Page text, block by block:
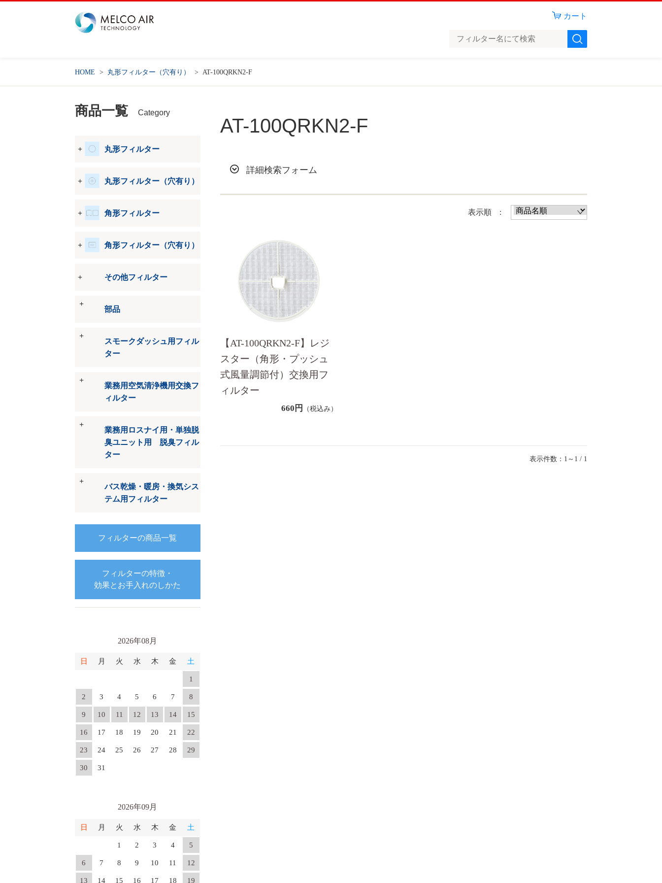
カート
HOME 丸形フィルター（穴有り） AT-100QRKN2-F
AT-100QRKN2-F
詳細検索フォーム
表示順 :
【AT-100QRKN2-F】レジ
スター（角形・プッシュ
式風量調節付）交換用フ
ィルター
660円 （税込み）
表示件数：1～1 / 1
商品一覧 Category
丸形フィルター
丸形フィルター（穴有り）
角形フィルター
角形フィルター（穴有り）
その他フィルター
部品
スモークダッシュ用フィル
ター
業務用空気清浄機用交換フ
ィルター
業務用ロスナイ用・単独脱
臭ユニット用 脱臭フィル
ター
バス乾燥・暖房・換気シス
テム用フィルター
フィルターの商品一覧
フィルターの特徴・
効果とお手入れのしかた
2026年08月
日 月 火 水 木 金 土
1
2 3 4 5 6 7 8
9 10 11 12 13 14 15
16 17 18 19 20 21 22
23 24 25 26 27 28 29
30 31
2026年09月
日 月 火 水 木 金 土
1 2 3 4 5
6 7 8 9 10 11 12
13 14 15 16 17 18 19